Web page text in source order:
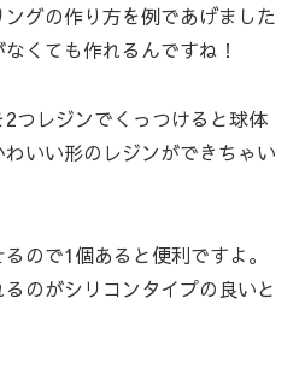
グの作り方を例であげました
くても作れるんですね！
つレジンでくっつけると球体
いい形のレジンができちゃい
ので1個あると便利ですよ。
のがシリコンタイプの良いと